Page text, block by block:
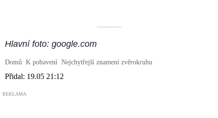
––––––––––
Hlavní foto: google.com
Domů K pobavení Nejchytřejší znamení zvěrokruhu
Přidal: 19.05 21:12
REKLAMA